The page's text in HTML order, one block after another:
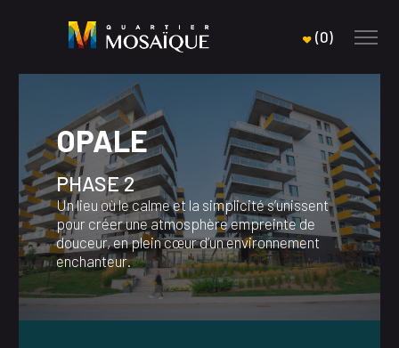
(0)
OPALE
PHASE 2
Un lieu où le calme et la simplicité s’unissent
pour créer une atmosphère empreinte de
douceur, en plein cœur d’un environnement
enchanteur.